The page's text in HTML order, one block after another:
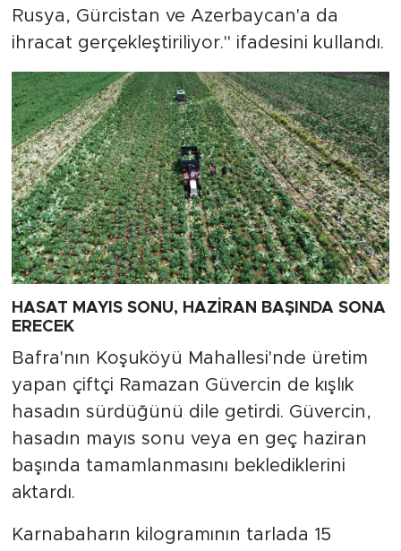
Rusya, Gürcistan ve Azerbaycan'a da
ihracat gerçekleştiriliyor." ifadesini kullandı.
HASAT MAYIS SONU, HAZİRAN BAŞINDA SONA
ERECEK
Bafra'nın Koşuköyü Mahallesi'nde üretim
yapan çiftçi Ramazan Güvercin de kışlık
hasadın sürdüğünü dile getirdi. Güvercin,
hasadın mayıs sonu veya en geç haziran
başında tamamlanmasını beklediklerini
aktardı.
Karnabaharın kilogramının tarlada 15